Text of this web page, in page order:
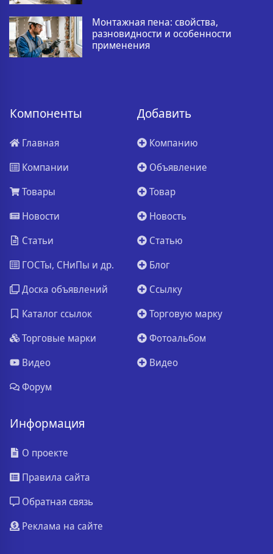
Монтажная пена: свойства,
разновидности и особенности
применения
Компоненты
Главная
Компании
Товары
Новости
Статьи
ГОСТы, СНиПы и др.
Доска объявлений
Каталог ссылок
Торговые марки
Видео
Форум
Добавить
Компанию
Объявление
Товар
Новость
Статью
Блог
Ссылку
Торговую марку
Фотоальбом
Видео
Информация
О проекте
Правила сайта
Обратная связь
Реклама на сайте